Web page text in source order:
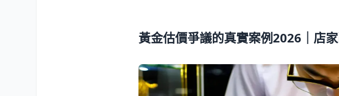
黃金估價爭議的真實案例2026｜店